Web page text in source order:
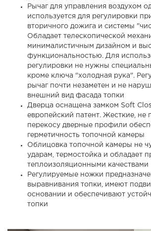
Рычаг для управления воздухом
используется для регулировки
вторичного дожига и системы
Обладает телескопической
минималистичным дизайном и
функциональностью. Для
регулировки не нужны
кроме ключа "холодная рука".
рычаг почти незаметен и не
внешний вид фасада топки
Дверца оснащена замком Soft
европейский патент. Жесткие, не
перекосу дверные профили
герметичность топочной камеры
Облицовка топочной камеры не
ударам, термостойка и обладает
теплоизоляционными качествами
Регулируемые ножки
выравнивания топки, имеют
основании и обеспечивают
топки